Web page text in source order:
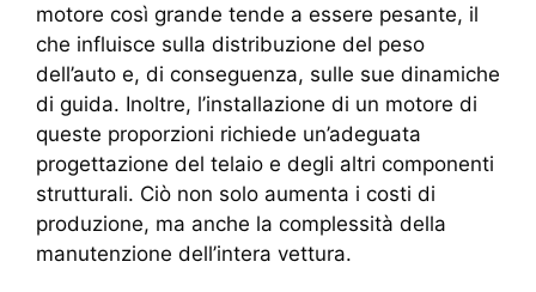
motore così grande tende a essere pesante, il
che influisce sulla distribuzione del peso
dell’auto e, di conseguenza, sulle sue dinamiche
di guida. Inoltre, l’installazione di un motore di
queste proporzioni richiede un’adeguata
progettazione del telaio e degli altri componenti
strutturali. Ciò non solo aumenta i costi di
produzione, ma anche la complessità della
manutenzione dell’intera vettura.